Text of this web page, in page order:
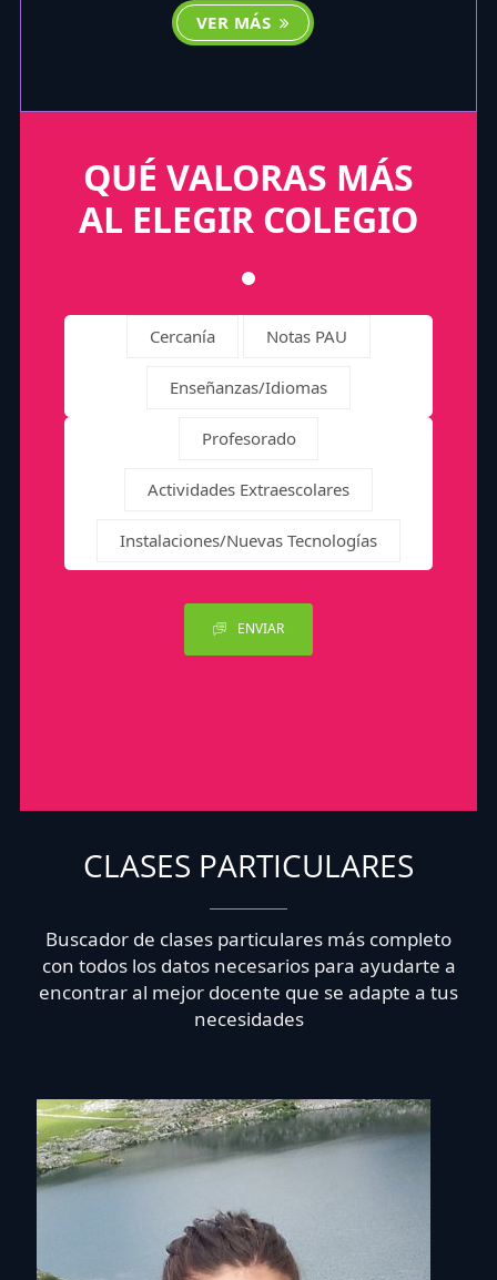
VER MÁS
QUÉ VALORAS MÁS
AL ELEGIR COLEGIO
Cercanía Notas PAU
Enseñanzas/Idiomas
Profesorado
Actividades Extraescolares
Instalaciones/Nuevas Tecnologías
ENVIAR
CLASES PARTICULARES
Buscador de clases particulares más completo
con todos los datos necesarios para ayudarte a
encontrar al mejor docente que se adapte a tus
necesidades